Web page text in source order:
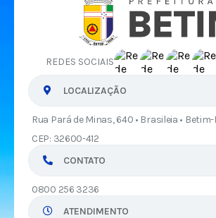
REDES SOCIAIS
LOCALIZAÇÃO
Rua Pará de Minas, 640 • Brasileia • Betim-
CEP: 32600-412
CONTATO
0800 256 3236
ATENDIMENTO